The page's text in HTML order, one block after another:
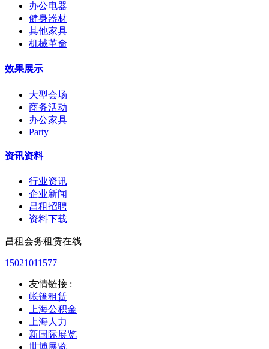
办公电器
健身器材
其他家具
机械革命
效果展示
大型会场
商务活动
办公家具
Party
资讯资料
行业资讯
企业新闻
昌租招聘
资料下载
昌租会务租赁在线
15021011577
友情链接 :
帐篷租赁
上海公积金
上海人力
新国际展览
世博展览